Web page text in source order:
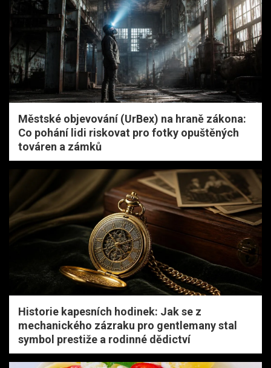
Městské objevování (UrBex) na hraně zákona:
Co pohání lidi riskovat pro fotky opuštěných
továren a zámků
Historie kapesních hodinek: Jak se z
mechanického zázraku pro gentlemany stal
symbol prestiže a rodinné dědictví